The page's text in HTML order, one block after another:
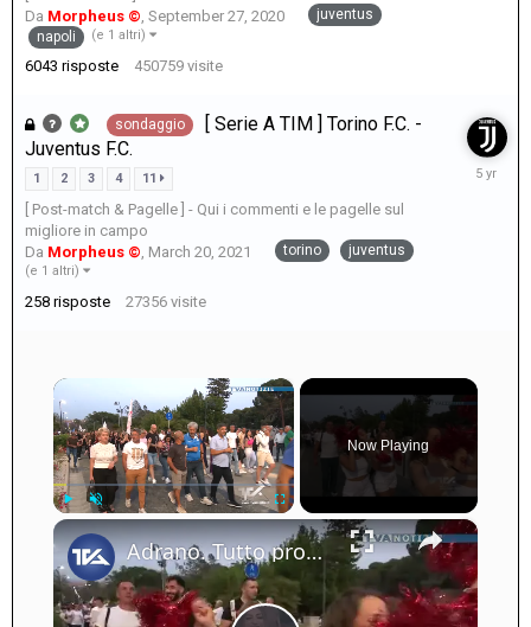
Da Morpheus © September 27, 2020
juventus
napoli
(e 1 altri)
6043 risposte 450759 visite
sondaggio
[ Serie A TIM ] Torino F.C. -
Juventus F.C.
1 2 3 4 11
[ Post-match & Pagelle ] - Qui i commenti e le pagelle sul
migliore in campo
Da Morpheus © March 20, 2021 torino juventus
(e 1 altri)
258 risposte 27356 visite
April
×
Fullscreen
Now Playing
×
Adrano. Tutto pronto per la “Festa dello Sport” 2026. Un mese di eventi con mille atleti e 20 associ